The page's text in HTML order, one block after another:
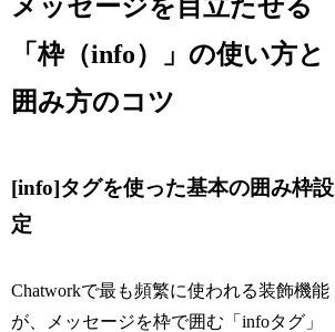
メッセージを目立たせる
「枠（info）」の使い方と
囲み方のコツ
[info]タグを使った基本の囲み枠設
定
Chatworkで最も頻繁に使われる装飾機能
が、メッセージを枠で囲む「infoタグ」